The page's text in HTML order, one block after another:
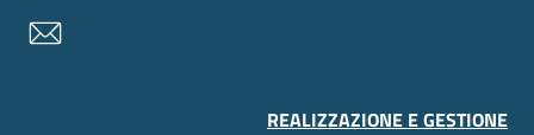
REALIZZAZIONE E GESTIONE